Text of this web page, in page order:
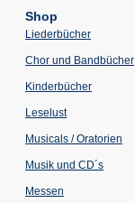
Shop
Liederbücher
Chor und Bandbücher
Kinderbücher
Leselust
Musicals / Oratorien
Musik und CD´s
Messen